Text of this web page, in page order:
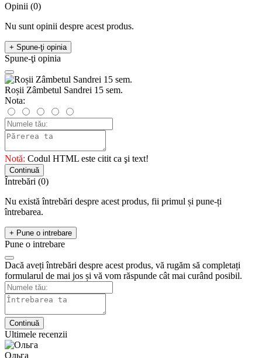
Opinii (0)
Nu sunt opinii despre acest produs.
+ Spune-ţi opinia
Spune-ţi opinia
Roșii Zâmbetul Sandrei 15 sem.
Nota:
Notă: Codul HTML este citit ca şi text!
Continuă
Întrebări (0)
Nu există întrebări despre acest produs, fii primul și pune-ți
întrebarea.
+ Pune o intrebare
Pune o intrebare
Dacă aveți întrebări despre acest produs, vă rugăm să completați
formularul de mai jos și vă vom răspunde cât mai curând posibil.
Continuă
Ultimele recenzii
Ольга